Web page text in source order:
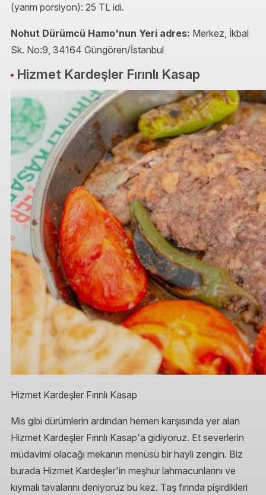
(yarım porsiyon): 25 TL idi.
Nohut Dürümcü Hamo'nun Yeri adres: Merkez, İkbal
Sk. No:9, 34164 Güngören/İstanbul
Hizmet Kardeşler Fırınlı Kasap
Hizmet Kardeşler Fırınlı Kasap
Mis gibi dürümlerin ardından hemen karşısında yer alan
Hizmet Kardeşler Fırınlı Kasap'a gidiyoruz. Et severlerin
müdavimi olacağı mekanın menüsü bir hayli zengin. Biz
burada Hizmet Kardeşler'in meşhur lahmacunlarını ve
kıymalı tavalarını deniyoruz bu kez. Taş fırında pişirdikleri